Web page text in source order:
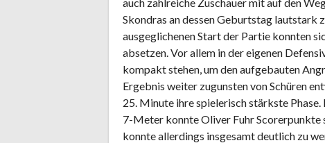
Skondras an dessen Geburtstag lautstark
ausgeglichenen Start der Partie konnten
absetzen. Vor allem in der eigenen
kompakt stehen, um den aufgebauten
Ergebnis weiter zugunsten von Schüren
25. Minute ihre spielerisch stärkste
7-Meter konnte Oliver Fuhr Scorerpunkte
konnte allerdings insgesamt deutlich zu